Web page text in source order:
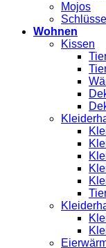
Mojos
Wohnen
Kissen